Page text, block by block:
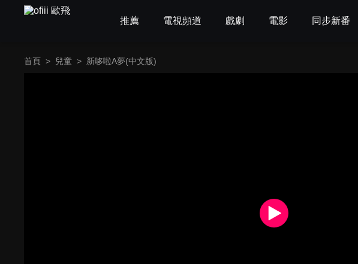
推薦 電視頻道 戲劇 電影 同步新番
首頁 > 兒童 > 新哆啦A夢(中文版)